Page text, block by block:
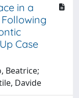
in a
Case
Beatrice;
Davide